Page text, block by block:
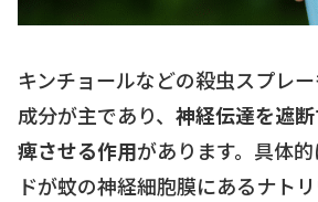
キンチョールなどの殺虫スプレ
成分が主であり、 神経伝達を遮
痺させる作用があります。具体
ドが蚊の神経細胞膜にあるナト